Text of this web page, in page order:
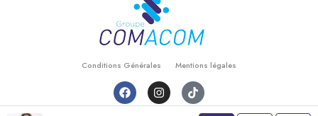
Conditions Générales Mentions légales